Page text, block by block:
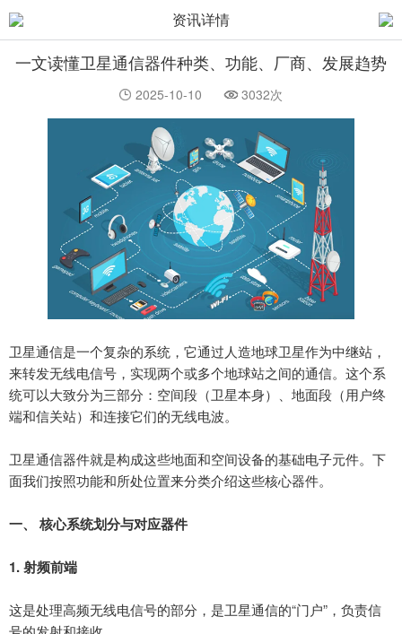
资讯详情
一文读懂卫星通信器件种类、功能、厂商、发展趋势
2025-10-10 3032次
卫星通信是一个复杂的系统，它通过人造地球卫星作为中继站，
来转发无线电信号，实现两个或多个地球站之间的通信。这个系
统可以大致分为三部分：空间段（卫星本身）、地面段（用户终
端和信关站）和连接它们的无线电波。
卫星通信器件就是构成这些地面和空间设备的基础电子元件。下
面我们按照功能和所处位置来分类介绍这些核心器件。
一、 核心系统划分与对应器件
1.射频前端
这是处理高频无线电信号的部分，是卫星通信的“门户”，负责信